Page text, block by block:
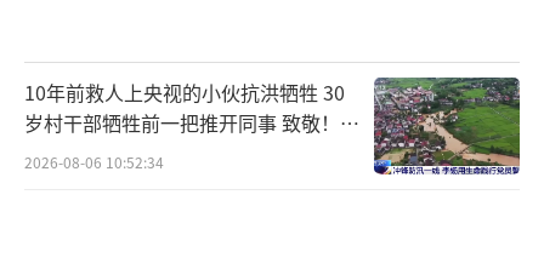
10年前救人上央视的小伙抗洪牺牲 30
岁村干部牺牲前一把推开同事 致敬！送
别！
2026-08-06 10:52:34